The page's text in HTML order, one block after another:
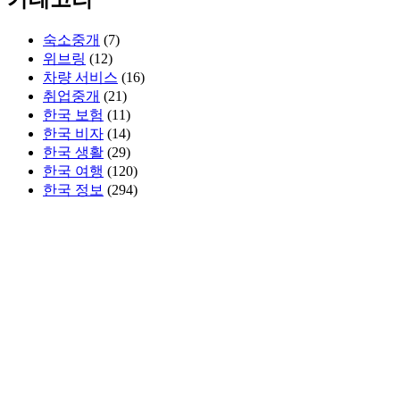
숙소중개 (7)
위브링 (12)
차량 서비스 (16)
취업중개 (21)
한국 보험 (11)
한국 비자 (14)
한국 생활 (29)
한국 여행 (120)
한국 정보 (294)